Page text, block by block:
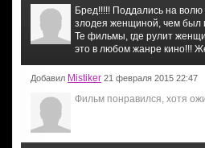
Бред!!!!! Поддались на
злодея женщиной, чем был
Те фильмы, где рулит
это в любом жанре кино!!!
Добавил Mistiker 21 февраля 2015 22:47
Фильм понравился, хотя